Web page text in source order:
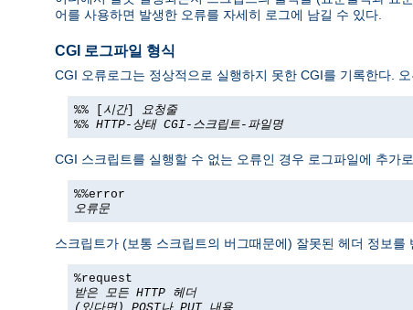
어를 사용하면 발생한 오류를 자세히 로그에 남길 수 있다.
CGI 로그파일 형식
CGI 오류로그는 정상적으로 실행하지 못한 CGI를 기록한다.
%% [ 시간] 요청줄
%% HTTP-상태 CGI-스크립트-파일명
CGI 스크립트를 실행할 수 없는 오류인 경우 로그파일에 추가
%%error
오류문
스크립트가 (보통 스크립트의 버그때문에) 잘못된 헤더 정보
%request
받은 모든 HTTP 헤더